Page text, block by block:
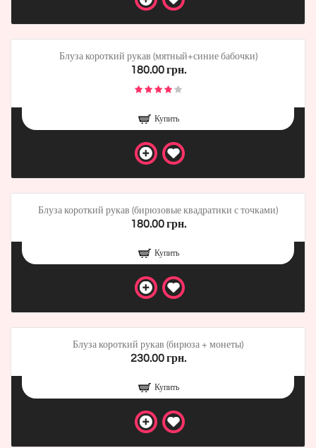
Блуза короткий рукав (мятный+синие бабочки)
180.00 грн.
Купить
Блуза короткий рукав (бирюзовые квадратики с точками)
180.00 грн.
Купить
Блуза короткий рукав (бирюза + монеты)
230.00 грн.
Купить